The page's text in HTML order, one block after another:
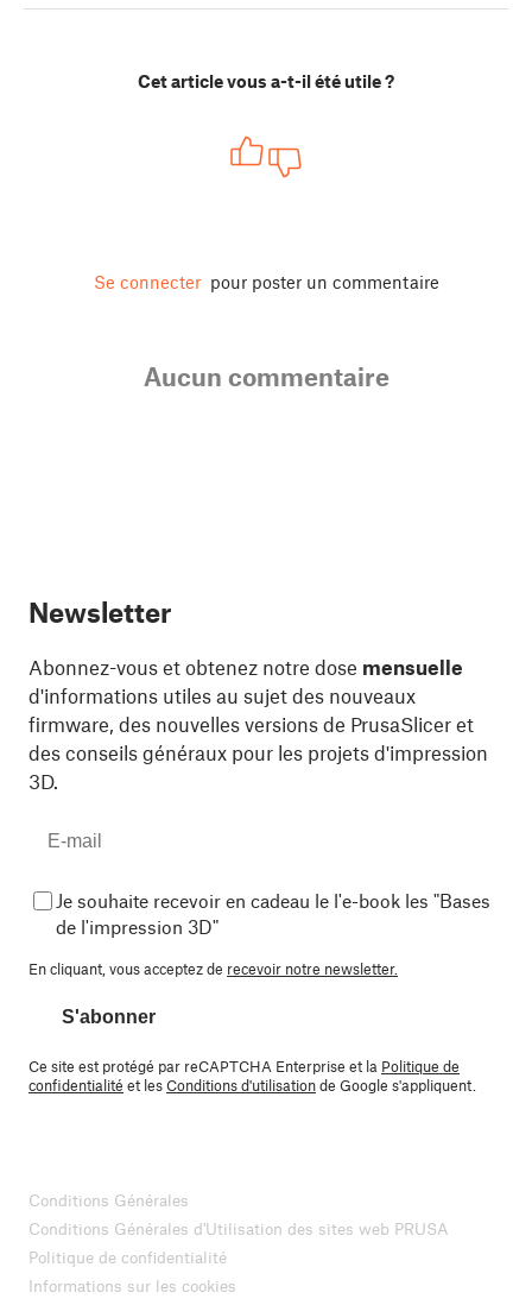
Cet article vous a-t-il été utile ?
Se connecter pour poster un commentaire
Aucun commentaire
Newsletter
Abonnez-vous et obtenez notre dose mensuelle
d'informations utiles au sujet des nouveaux
firmware, des nouvelles versions de PrusaSlicer et
des conseils généraux pour les projets d'impression
3D.
Je souhaite recevoir en cadeau le l'e-book les "Bases
de l'impression 3D"
En cliquant, vous acceptez de recevoir notre newsletter.
S'abonner
Ce site est protégé par reCAPTCHA Enterprise et la Politique de
confidentialité et lesConditions d'utilisationde Google s'appliquent.
Conditions Générales
Conditions Générales d'Utilisation des sites web PRUSA
Politique de confidentialité
Informations sur les cookies